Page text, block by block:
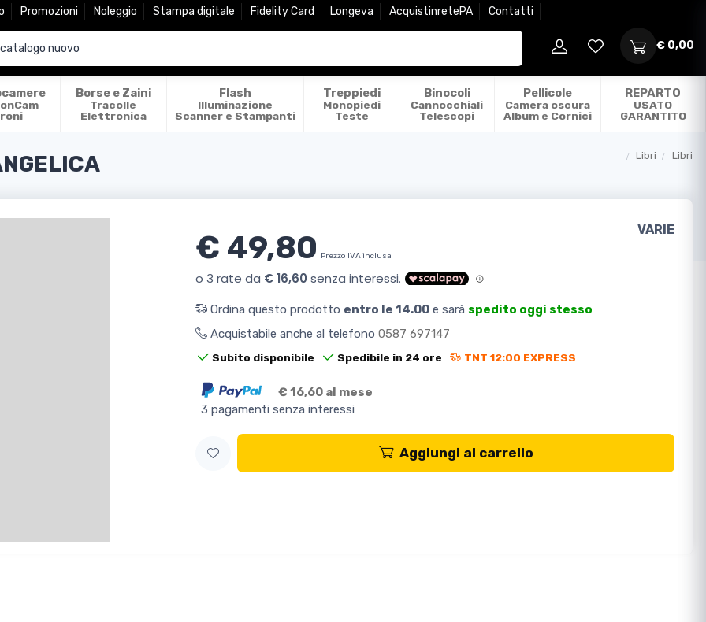
Promozioni Noleggio Stampa digitale Fidelity Card Longeva AcquistinretePA Contatti
€ 0,00
Borse e Zaini
Tracolle
Elettronica
Flash
Illuminazione
Scanner e Stampanti
Treppiedi
Monopiedi
Teste
Binocoli
Cannocchiali
Telescopi
Pellicole
Camera oscura
Album e Cornici
REPARTO
USATO
GARANTITO
Libri Libri
VARIE
€ 49,80 Prezzo IVA inclusa
Ordina questo prodotto entro le 14.00 e sarà spedito oggi stesso
Acquistabile anche al telefono 0587 697147
Subito disponibile Spedibile in 24 ore TNT 12:00 EXPRESS
€ 16,60 al mese
3 pagamenti senza interessi
Aggiungi al carrello